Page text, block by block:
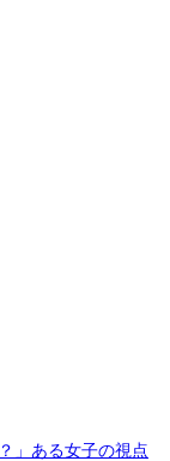
」ある女子の視点